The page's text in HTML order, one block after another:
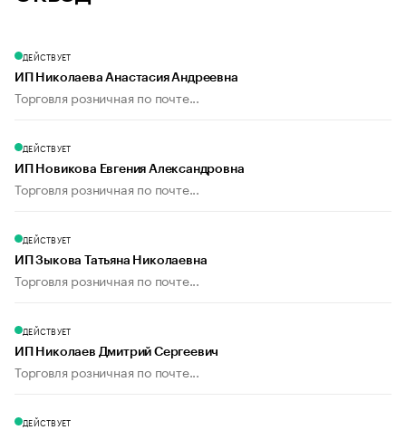
ДЕЙСТВУЕТ
ИП Николаева Анастасия Андреевна
Торговля розничная по почте...
ДЕЙСТВУЕТ
ИП Новикова Евгения Александровна
Торговля розничная по почте...
ДЕЙСТВУЕТ
ИП Зыкова Татьяна Николаевна
Торговля розничная по почте...
ДЕЙСТВУЕТ
ИП Николаев Дмитрий Сергеевич
Торговля розничная по почте...
ДЕЙСТВУЕТ